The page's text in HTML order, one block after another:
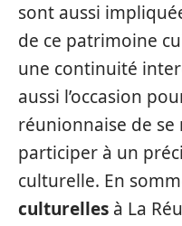
sont aussi
de ce patrimoine
une continuité
aussi l’occasion
réunionnaise de
participer à un
culturelle. En
culturelles à La